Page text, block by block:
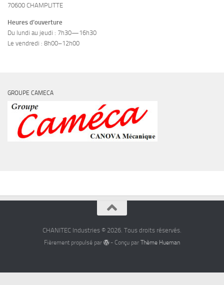
70600 CHAMPLITTE
Heures d’ouverture
Du lundi au jeudi : 7h30—16h30
Le vendredi : 8h00–12h00
GROUPE CAMECA
CHANITEC Industries © 2026. Tous droits réservés.
Fièrement propulsé par - Conçu parThème Hueman